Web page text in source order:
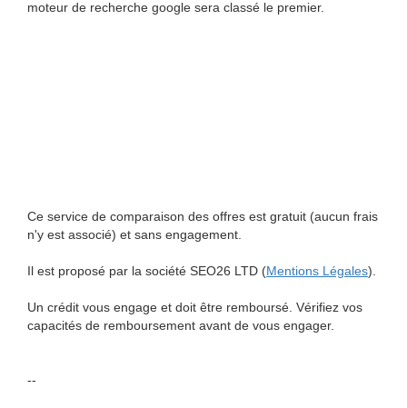
moteur de recherche google sera classé le premier.
Ce service de comparaison des offres est gratuit (aucun frais
n'y est associé) et sans engagement.
Il est proposé par la société SEO26 LTD (Mentions Légales).
Un crédit vous engage et doit être remboursé. Vérifiez vos
capacités de remboursement avant de vous engager.
--